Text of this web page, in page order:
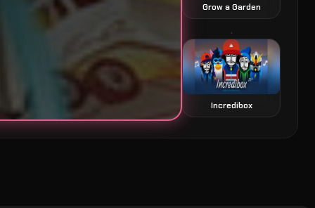
Grow a Garden
Incredibox